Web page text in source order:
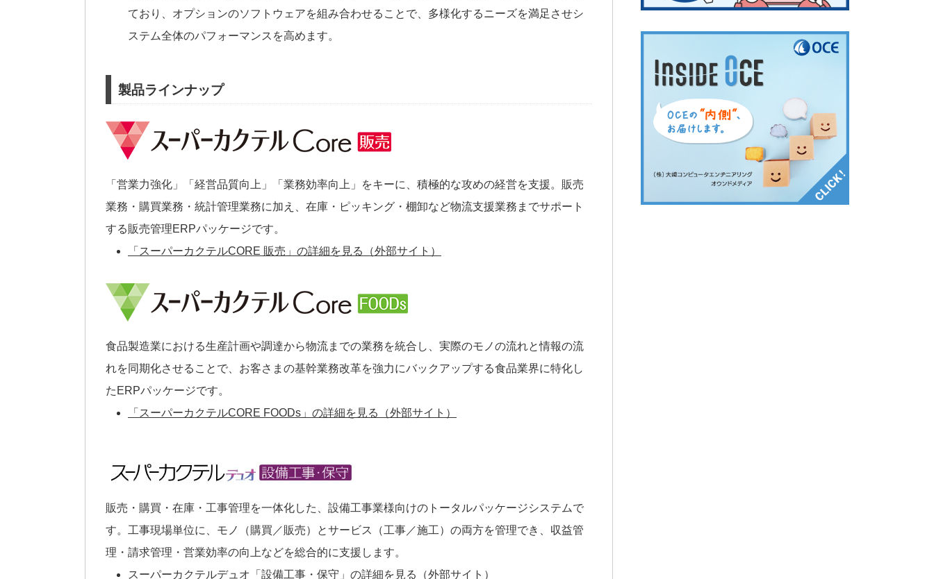
ており、オプションのソフトウェアを組み合わせることで、多様化するニーズを満足させシ
ステム全体のパフォーマンスを高めます。
製品ラインナップ
「営業力強化」「経営品質向上」「業務効率向上」をキーに、積極的な攻めの経営を支援。販売
業務・購買業務・統計管理業務に加え、在庫・ピッキング・棚卸など物流支援業務までサポート
する販売管理ERPパッケージです。
「スーパーカクテルCORE 販売」の詳細を見る（外部サイト）
食品製造業における生産計画や調達から物流までの業務を統合し、実際のモノの流れと情報の流
れを同期化させることで、お客さまの基幹業務改革を強力にバックアップする食品業界に特化し
たERPパッケージです。
「スーパーカクテルCORE FOODs」の詳細を見る（外部サイト）
販売・購買・在庫・工事管理を一体化した、設備工事業様向けのトータルパッケージシステムで
す。工事現場単位に、モノ（購買／販売）とサービス（工事／施工）の両方を管理でき、収益管
理・請求管理・営業効率の向上などを総合的に支援します。
スーパーカクテルデュオ「設備工事・保守」の詳細を見る（外部サイト）